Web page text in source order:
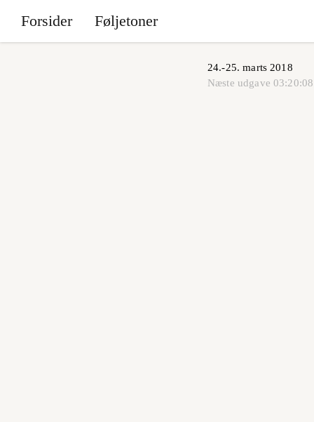
Forsider Føljetoner
24.-25. marts 2018
Næste udgave 03:20:08